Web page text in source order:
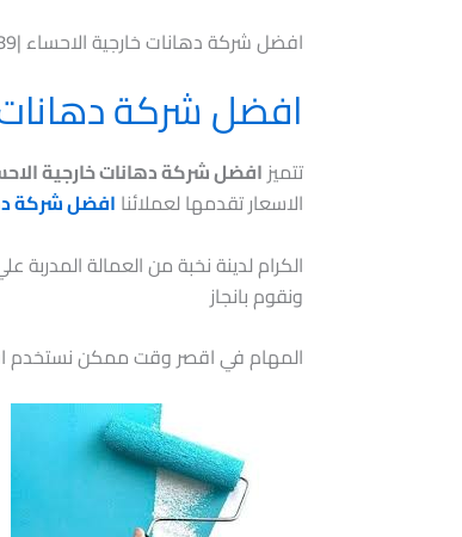
افضل شركة دهانات خارجية الاحساء |0565245589|افضل الاسعار
افضل شركة دهانات
تتميزافضل شركة دهانات خارجية
الاسعار تقدمها لعملائنا افضل شركة
الكرام لدينة نخبة من العمالة
ونقوم بانجاز
المهام في اقصر وقت ممكن نستخدم